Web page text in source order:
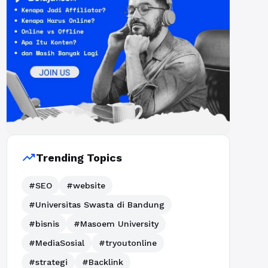
trending_upTrending Topics
#SEO
#website
#Universitas Swasta di Bandung
#bisnis
#Masoem University
#MediaSosial
#tryoutonline
#strategi
#Backlink